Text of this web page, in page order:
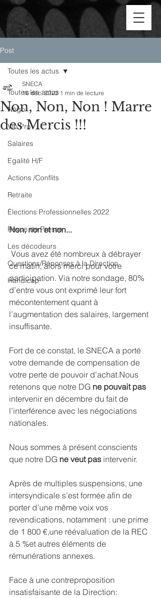
Post
Toutes les actus
Négo
Vie Pro
Salaires
Egalité H/F
Actions /Conflits
Retraite
Élections Professionnelles 2022
Revue de Presse
Les décodeurs
Questions/Réponses à la Direction
Handicap
Toutes les actus
Non, Non, Non ! Marre
des Mercis !!!
SNECA
16 déc. 2022 1 min de lecture
Non, non et non...
Vous avez été nombreux à débrayer
ce matin, alors merci pour votre
participation. Via notre sondage, 80%
d’entre vous ont exprimé leur fort
mécontentement quant à
l’augmentation des salaires, largement
insuffisante.
Fort de ce constat, le SNECA a porté
votre demande de compensation de
votre perte de pouvoir d’achat.Nous
retenons que notre DG ne pouvait pas
intervenir en décembre du fait de
l’interférence avec les négociations
nationales.
Nous sommes à présent conscients
que notre DG ne veut pas intervenir.
Après de multiples suspensions, une
intersyndicale s’est formée afin de
porter d’une même voix vos
revendications, notamment : une prime
de 1 800 €,une réévaluation de la REC
à 5 %et autres éléments de
rémunérations annexes.
Face à une contreproposition
insatisfaisante de la Direction: